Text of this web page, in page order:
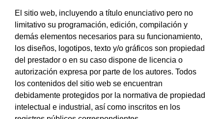
El sitio web, incluyendo a título enunciativo pero no
limitativo su programación, edición, compilación y
demás elementos necesarios para su funcionamiento,
los diseños, logotipos, texto y/o gráficos son propiedad
del prestador o en su caso dispone de licencia o
autorización expresa por parte de los autores. Todos
los contenidos del sitio web se encuentran
debidamente protegidos por la normativa de propiedad
intelectual e industrial, así como inscritos en los